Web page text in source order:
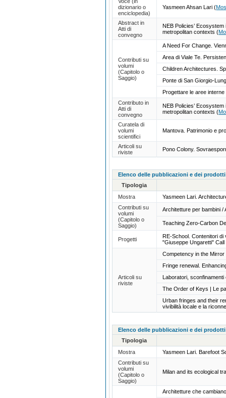
dizionario o
enciclopedia)
Yasmeen Ahsan Lari(
Abstract in
Atti di
convegno
NEB Policies’
metropolitan contexts(
Contributi su
volumi
(Capitolo o
Saggio)
A Need For Change.
Area di Viale Te.
Children Architectures.
Ponte di San Giorgio-
Progettare le aree
Contributo in
Atti di
convegno
NEB Policies’
metropolitan contexts(
Curatela di
volumi
scientifici
Mantova. Patrimonio e
Articoli su
riviste
Pono Colony.
Elenco delle pubblicazioni e dei
Tipologia
Mostra
Yasmeen Lari.
Contributi su
volumi
(Capitolo o
Saggio)
Architetture per bambini
Teaching Zero-Carbon
Progetti
RE-School. Contenitori di
"Giuseppe Ungaretti"
Articoli su
riviste
Competency in the Mirror
Fringe renewal.
Laboratori,
The Order of Keys | Le
Urban fringes and their
vivibilità locale e la
Elenco delle pubblicazioni e dei
Tipologia
Mostra
Yasmeen Lari. Barefoot
Contributi su
volumi
(Capitolo o
Saggio)
Milan and its ecological
Architetture che